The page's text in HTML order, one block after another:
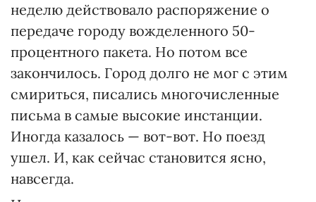
неделю действовало распоряжение о
передаче городу вожделенного 50-
процентного пакета. Но потом все
закончилось. Город долго не мог с этим
смириться, писались многочисленные
письма в самые высокие инстанции.
Иногда казалось — вот-вот. Но поезд
ушел. И, как сейчас становится ясно,
навсегда.